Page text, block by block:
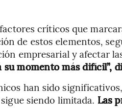
críticos que
de estos elementos,
empresarial y afectar
momento más difícil”,
han sido
siendo limitada. Las